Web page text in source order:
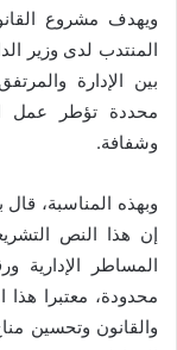
ويهدف مشروع
المنتدب لدى وزير
بين الإدارة
محددة تؤطر عمل
وشفافة.
وبهذه المناسبة،
إن هذا النص
المساطر الإدارية
محدودة، معتبرا هذا
والقانون وتحسين